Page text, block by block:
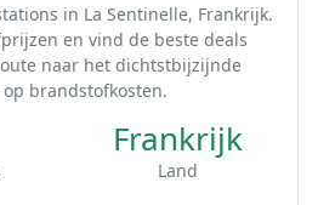
in La Sentinelle, Frankrijk.
en vind de beste deals
naar het dichtstbijzijnde
brandstofkosten.
Frankrijk
Land